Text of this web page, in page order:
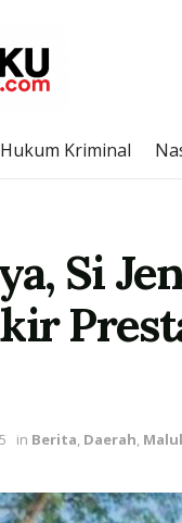
Hukum Kriminal
Si
in Berita, Daerah,